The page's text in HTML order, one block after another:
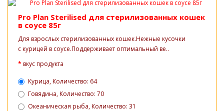
Pro Plan Sterilised для стерилизованных кошек
в соусе 85г
Для взрослых стерилизованных кошек.Нежные кусочки
с курицей в соусе.Поддерживает оптимальный ве..
вкус продукта
Курица, Количество: 64
Говядина, Количество: 70
Океаническая рыба, Количество: 31